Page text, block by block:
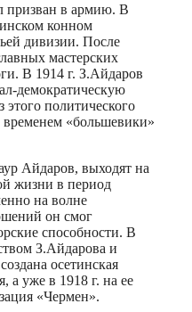
призван в армию. В
конном
дивизии. После
мастерских
В 1914 г. З.Айдаров
демократическую
политического
«большевики»
Айдаров, выходят на
жизни в период
на волне
он смог
способности. В
З.Айдарова и
осетинская
а уже в 1918 г. на ее
«Чермен».